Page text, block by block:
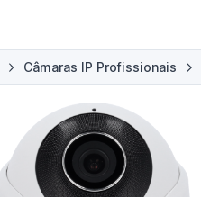
Câmaras IP Profissionais